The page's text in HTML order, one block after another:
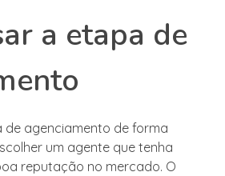
a etapa de
de agenciamento de forma
um agente que tenha
reputação no mercado. O